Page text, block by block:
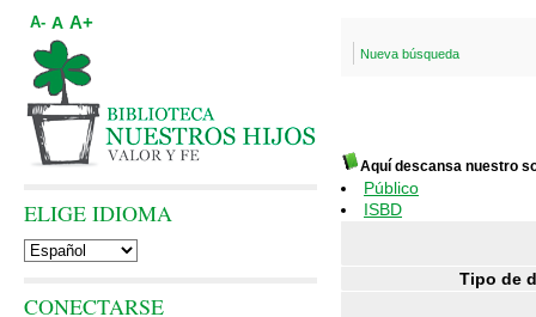
Nueva búsqueda
Aquí descansa nuestro
Público
ISBD
Tipo de
A- A A+
ELIGE IDIOMA
CONECTARSE